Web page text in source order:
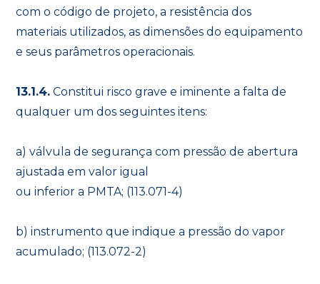
com o código de projeto, a resistência dos
materiais utilizados, as dimensões do equipamento
e seus parâmetros operacionais.
13.1.4. Constitui risco grave e iminente a falta de
qualquer um dos seguintes itens:
a) válvula de segurança com pressão de abertura
ajustada em valor igual
ou inferior a PMTA; (113.071-4)
b) instrumento que indique a pressão do vapor
acumulado; (113.072-2)